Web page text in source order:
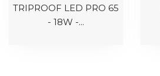
TRIPROOF LED PRO 65
- 18W -...